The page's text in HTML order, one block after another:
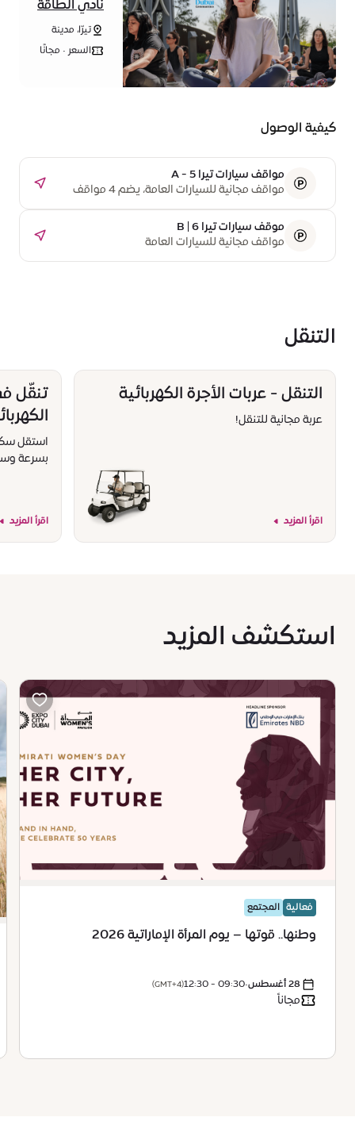
نادي الطاقة
الإيجابية
تيرّا، مدينة
إكسبو دبي
السعر • مجانًا
كيفية الوصول
مواقف سيارات تيرا A - 5
مواقف مجانية للسيارات العامة، يضم 4 مواقف
مخصصة لذوي أصحاب الهمم
موقف سيارات تيرا B | 6
مواقف مجانية للسيارات العامة
التنقل
التنقل - عربات الأجرة الكهربائية
عربة مجانية للتنقل!
اقرأ المزيد
تنقّل
استقل
بسرعة
اقرأ المزيد
استكشف المزيد
فعالية المجتمع
وطنها.. قوتها – يوم المرأة الإماراتية 2026
28 أغسطس •
09:30 - 12:30
(GMT+4)
مجاناً